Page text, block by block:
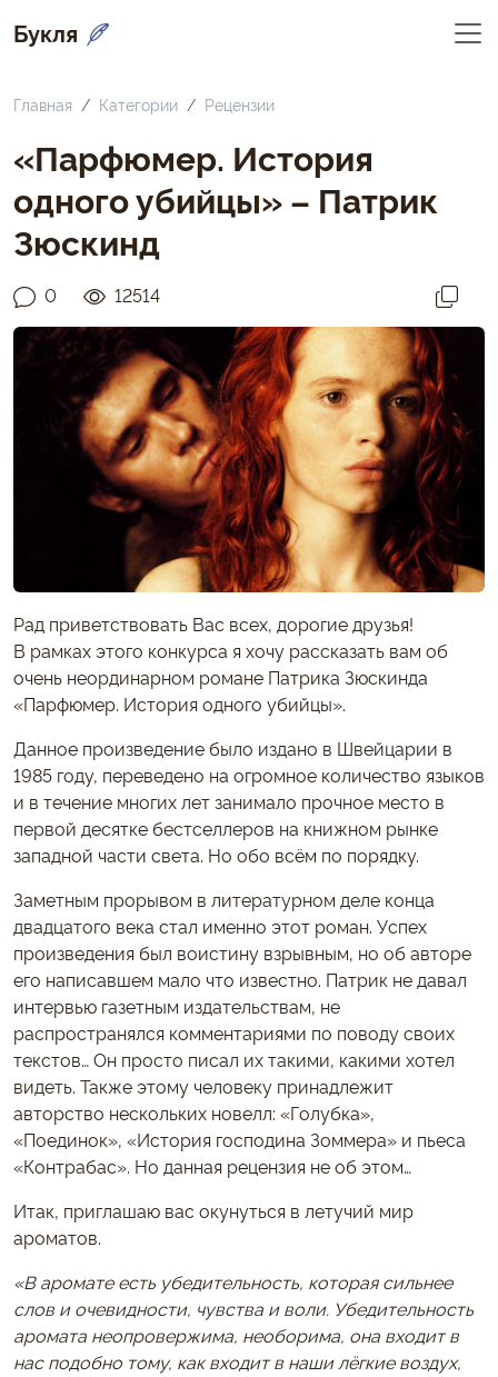
Букля
Главная Категории Рецензии
«Парфюмер. История
одного убийцы» – Патрик
Зюскинд
0 12514
Рад приветствовать Вас всех, дорогие друзья!
В рамках этого конкурса я хочу рассказать вам об
очень неординарном романе Патрика Зюскинда
«Парфюмер. История одного убийцы».
Данное произведение было издано в Швейцарии в
1985 году, переведено на огромное количество языков
и в течение многих лет занимало прочное место в
первой десятке бестселлеров на книжном рынке
западной части света. Но обо всём по порядку.
Заметным прорывом в литературном деле конца
двадцатого века стал именно этот роман. Успех
произведения был воистину взрывным, но об авторе
его написавшем мало что известно. Патрик не давал
интервью газетным издательствам, не
распространялся комментариями по поводу своих
текстов… Он просто писал их такими, какими хотел
видеть. Также этому человеку принадлежит
авторство нескольких новелл: «Голубка»,
«Поединок», «История господина Зоммера» и пьеса
«Контрабас». Но данная рецензия не об этом…
Итак, приглашаю вас окунуться в летучий мир
ароматов.
«В аромате есть убедительность, которая сильнее
слов и очевидности, чувства и воли. Убедительность
аромата неопровержима, необорима, она входит в
нас подобно тому, как входит в наши лёгкие воздух,